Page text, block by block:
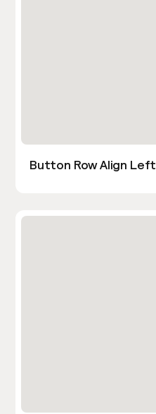
Button Row Align Left